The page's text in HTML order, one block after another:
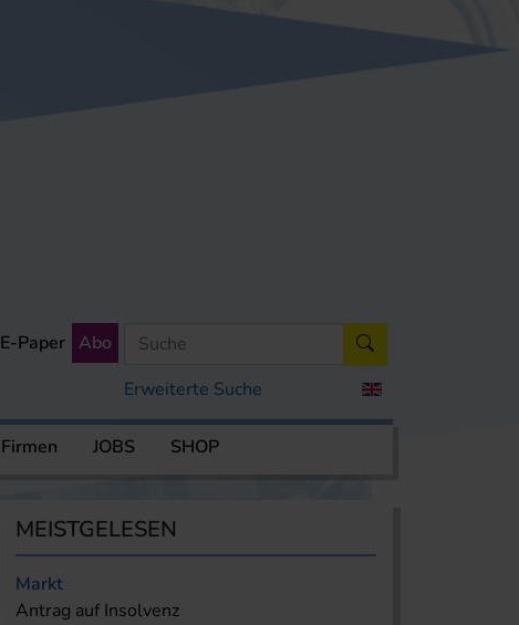
Erweiterte Suche
E-Paper Abo
Firmen JOBS SHOP
MEISTGELESEN
Markt
Antrag auf Insolvenz